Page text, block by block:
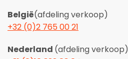
België(afdeling verkoop)
+32 (0)2 765 00 21
Nederland (afdeling verkoop)